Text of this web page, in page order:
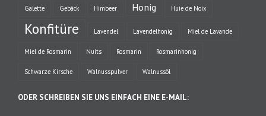
Galette Gebäck Himbeer Honig Huie de Noix
Konfitüre Lavendel Lavendelhonig Miel de Lavande
Miel de Rosmarin Nuits Rosmarin Rosmarinhonig
Schwarze Kirsche Walnusspulver Walnussöl
ODER SCHREIBEN SIE UNS EINFACH EINE E-MAIL: